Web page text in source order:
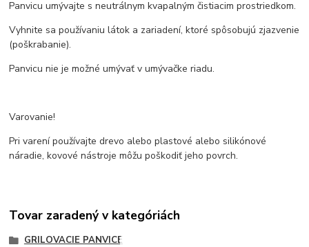
Panvicu umývajte s neutrálnym kvapalným čistiacim prostriedkom.
Vyhnite sa používaniu látok a zariadení, ktoré spôsobujú zjazvenie
(poškrabanie).
Panvicu nie je možné umývať v umývačke riadu.
Varovanie!
Pri varení používajte drevo alebo plastové alebo silikónové
náradie, kovové nástroje môžu poškodiť jeho povrch.
Tovar zaradený v kategóriách
GRILOVACIE PANVICE